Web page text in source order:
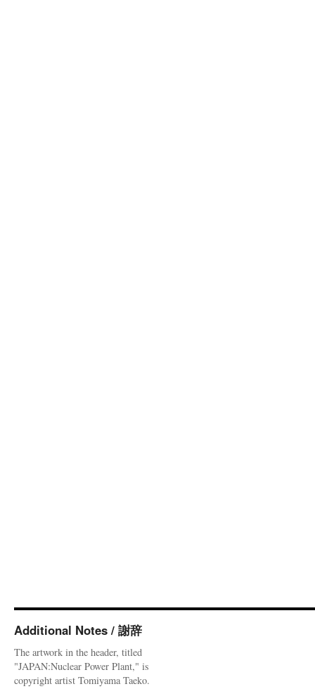
Additional Notes / 謝辞
The artwork in the header, titled
"JAPAN:Nuclear Power Plant," is
copyright artist Tomiyama Taeko.